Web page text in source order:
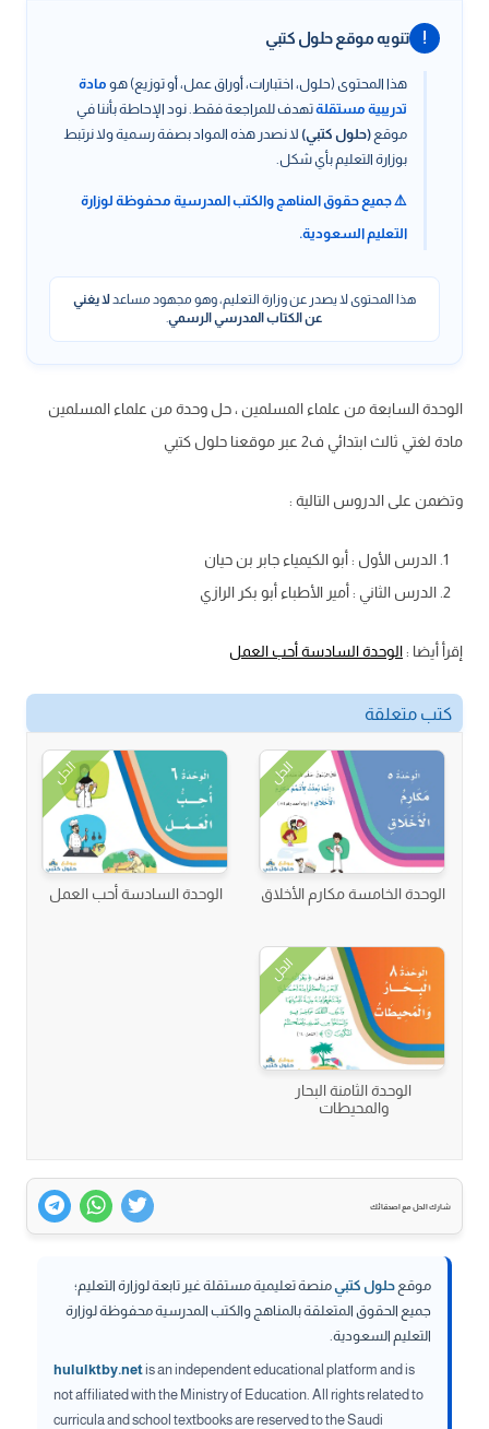
! تنويه موقع حلول كتبي
هذا المحتوى (حلول، اختبارات، أوراق عمل، أو توزيع) هو مادة
تدريبية مستقلةتهدف للمراجعة فقط. نود الإحاطة بأننا في
موقع (حلول كتبي) لا نصدر هذه المواد بصفة رسمية ولا نرتبط
بوزارة التعليم بأي شكل.
⚠️ جميع حقوق المناهج والكتب المدرسية محفوظة لوزارة
التعليم السعودية.
هذا المحتوى لا يصدر عن وزارة التعليم، وهو مجهود مساعدلا يغني
عن الكتاب المدرسي الرسمي.
الوحدة السابعة من علماء المسلمين ، حل وحدة من علماء المسلمين
مادة لغتي ثالث ابتدائي ف2 عبر موقعنا حلول كتبي
وتضمن على الدروس التالية :
الدرس الأول : أبو الكيمياء جابر بن حيان
الدرس الثاني : أمير الأطباء أبو بكر الرازي
إقرأ أيضا :الوحدة السادسة أحب العمل
كتب متعلقة
الحل
الوحدة الخامسة مكارم الأخلاق
الحل
الوحدة السادسة أحب العمل
الحل
الوحدة الثامنة البحار
والمحيطات
شارك الحل مع اصدقائك
موقع حلول كتبيمنصة تعليمية مستقلة غير تابعة لوزارة التعليم؛
جميع الحقوق المتعلقة بالمناهج والكتب المدرسية محفوظة لوزارة
التعليم السعودية.
hululktby.netis an independent educational platform and is
not affiliated with the Ministry of Education. All rights related to
curricula and school textbooks are reserved to the Saudi